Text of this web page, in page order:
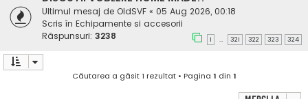
Ultimul mesaj de OldSVF « 05 Aug 2026, 00:18
Scris în Echipamente si accesorii
Răspunsuri: 3238 1 … 321 322 323 324
Căutarea a găsit 1 rezultat • Pagina 1 din 1